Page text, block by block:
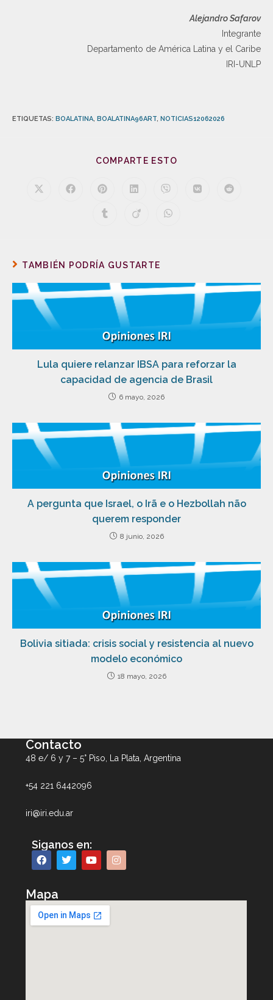
Alejandro Safarov
Integrante
Departamento de América Latina y el Caribe
IRI-UNLP
ETIQUETAS: BOALATINA, BOALATINA96ART, NOTICIAS12062026
COMPARTE ESTO
TAMBIÉN PODRÍA GUSTARTE
Lula quiere relanzar IBSA para reforzar la
capacidad de agencia de Brasil
6 mayo, 2026
A pergunta que Israel, o Irã e o Hezbollah não
querem responder
8 junio, 2026
Bolivia sitiada: crisis social y resistencia al nuevo
modelo económico
18 mayo, 2026
Contacto
48 e/ 6 y 7 – 5° Piso, La Plata, Argentina
+54 221 6442096
iri@iri.edu.ar
Siganos en:
Mapa